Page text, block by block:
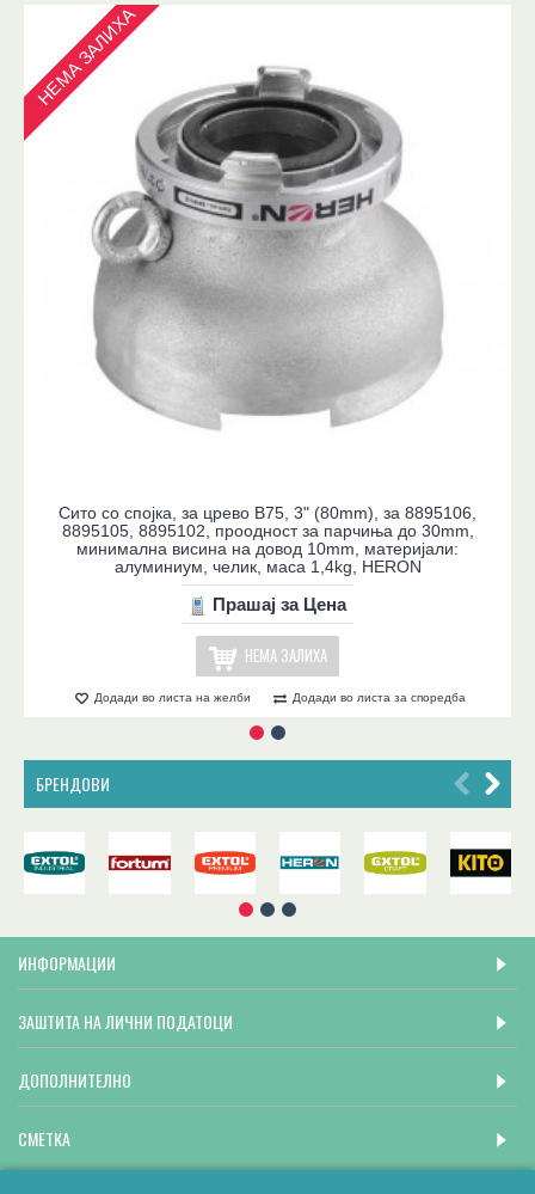
НЕМА ЗАЛИХА
Сито со спојка, за црево B75, 3" (80mm), за 8895106,
8895105, 8895102, проодност за парчиња до 30mm,
минимална висина на довод 10mm, материјали:
алуминиум, челик, маса 1,4kg, HERON
Прашај за Цена
НЕМА ЗАЛИХА
Додади во листа на желби Додади во листа за споредба
БРЕНДОВИ
ИНФОРМАЦИИ
ЗАШТИТА НА ЛИЧНИ ПОДАТОЦИ
ДОПОЛНИТЕЛНО
СМЕТКА